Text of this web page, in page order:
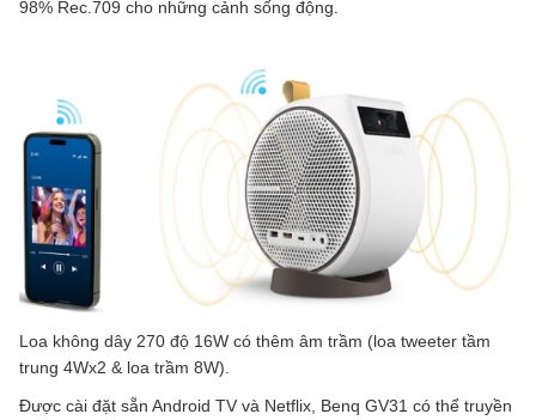
98% Rec.709 cho những cảnh sống động.
Loa không dây 270 độ 16W có thêm âm trầm (loa tweeter tầm
trung 4Wx2 & loa trầm 8W).
Được cài đặt sẵn Android TV và Netflix, Benq GV31 có thể truyền